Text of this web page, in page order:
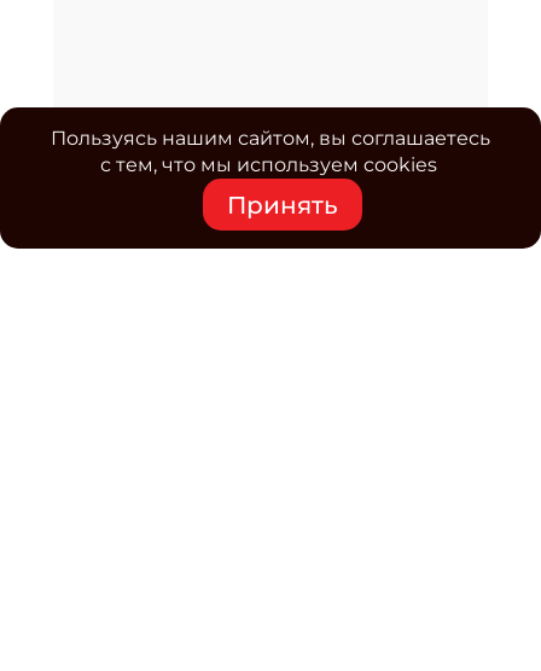
Пользуясь нашим сайтом, вы соглашаетесь
с тем, что мы используем cookies
Принять